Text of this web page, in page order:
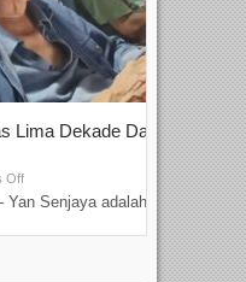
Lima Dekade Dalam
Off
Senjaya adalah...